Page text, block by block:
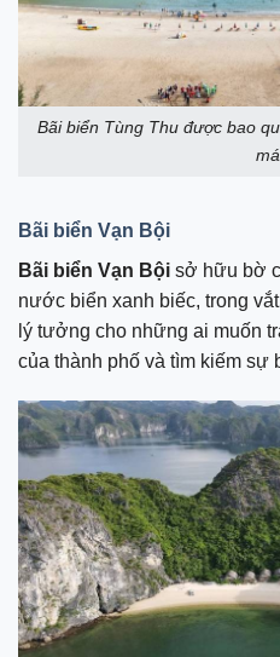
Bãi biển Tùng Thu được bao
Bãi biển Vạn Bội
Bãi biển Vạn Bội sở hữu bờ
nước biển xanh biếc, trong
lý tưởng cho những ai muốn
của thành phố và tìm kiếm sự